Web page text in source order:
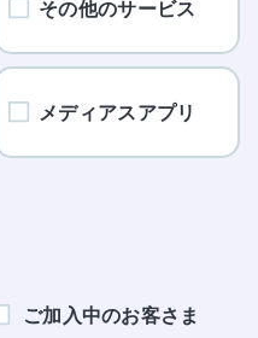
その他のサービス
メディアスアプリ
ご加入中のお客さま